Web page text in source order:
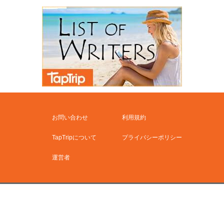
お問い合わせ 利用規約
TapTripについて プライバシーポリシー
運営者